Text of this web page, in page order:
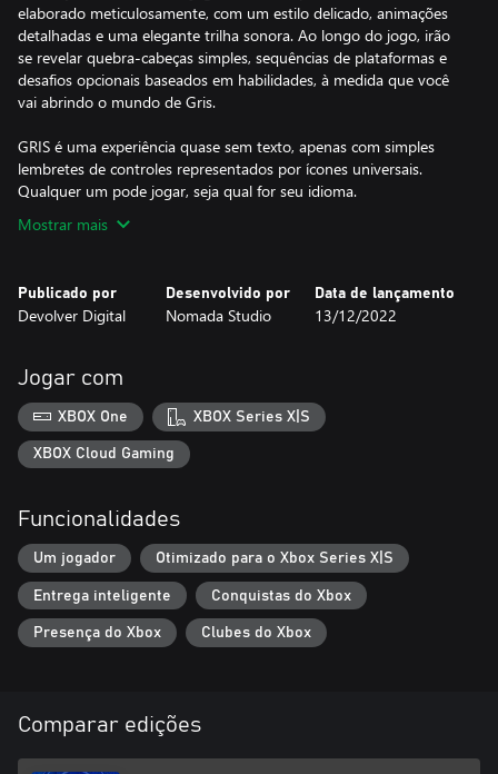
elaborado meticulosamente, com um estilo delicado, animações
detalhadas e uma elegante trilha sonora. Ao longo do jogo, irão
se revelar quebra-cabeças simples, sequências de plataformas e
desafios opcionais baseados em habilidades, à medida que você
vai abrindo o mundo de Gris.
GRIS é uma experiência quase sem texto, apenas com simples
lembretes de controles representados por ícones universais.
Qualquer um pode jogar, seja qual for seu idioma.
Mostrar mais
Publicado por
Devolver Digital
Desenvolvido por
Nomada Studio
Data de lançamento
13/12/2022
Jogar com
XBOX One XBOX Series X|S
XBOX Cloud Gaming
Funcionalidades
Um jogador Otimizado para o Xbox Series X|S
Entrega inteligente Conquistas do Xbox
Presença do Xbox Clubes do Xbox
Comparar edições